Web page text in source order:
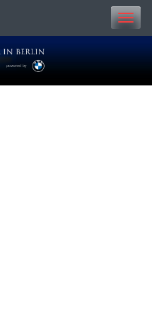
Toggle
BOTSCHAFTER IN